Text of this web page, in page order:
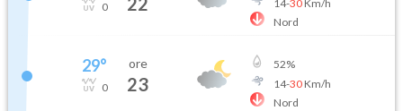
0
14-30Km/h
Nord
29°
0
ore
23
52%
14-30Km/h
Nord